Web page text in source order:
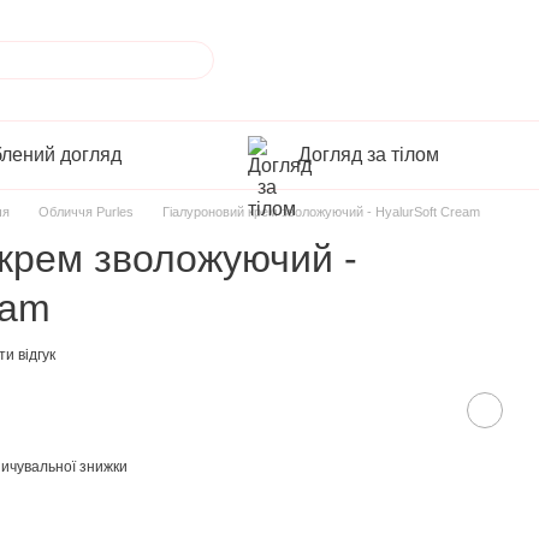
догляд Догляд за тілом
Обличчя Purles Гіалуроновий крем зволожуючий - HyalurSoft Cream
зволожуючий -
відгук
знижки